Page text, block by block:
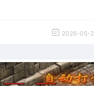
2026-05-